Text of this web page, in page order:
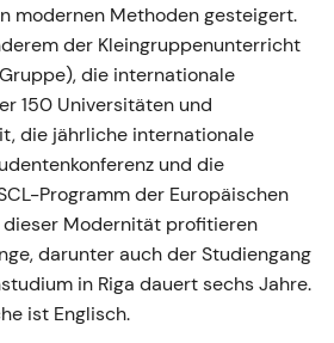
modernen Methoden gesteigert.
der Kleingruppenunterricht
die internationale
150 Universitäten und
die jährliche internationale
und die
Programm der Europäischen
dieser Modernität profitieren
darunter auch der Studiengang
in Riga dauert sechs Jahre.
ist Englisch.